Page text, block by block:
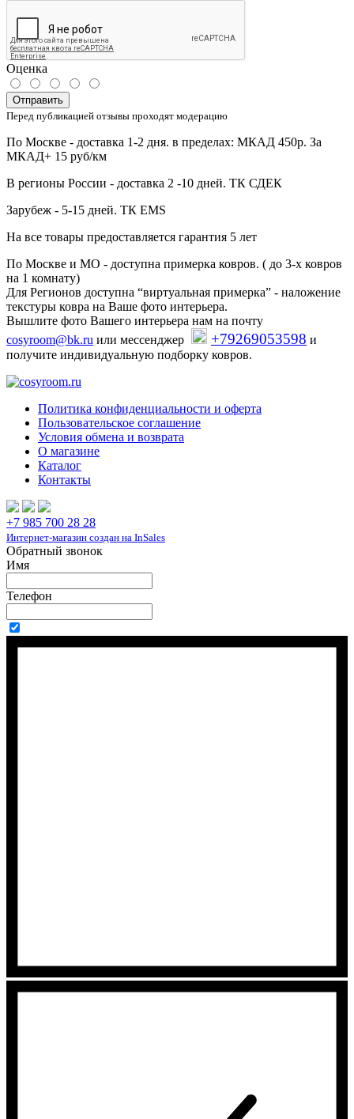
Оценка
Отправить
Перед публикацией отзывы проходят модерацию
По Москве - доставка 1-2 дня. в пределах: МКАД 450р. За
МКАД+ 15 руб/км
В регионы России - доставка 2 -10 дней. ТК СДЕК
Зарубеж - 5-15 дней. ТК EMS
На все товары предоставляется гарантия 5 лет
По Москве и МО - доступна примерка ковров. ( до 3-х ковров
на 1 комнату)
Для Регионов доступна “виртуальная примерка” - наложение
текстуры ковра на Ваше фото интерьера.
Вышлите фото Вашего интерьера нам на почту
cosyroom@bk.ru или мессенджер +79269053598 и
получите индивидуальную подборку ковров.
Политика конфиденциальности и оферта
Пользовательское соглашение
Условия обмена и возврата
О магазине
Каталог
Контакты
+7 985 700 28 28
Интернет-магазин создан на InSales
Обратный звонок
Имя
Телефон